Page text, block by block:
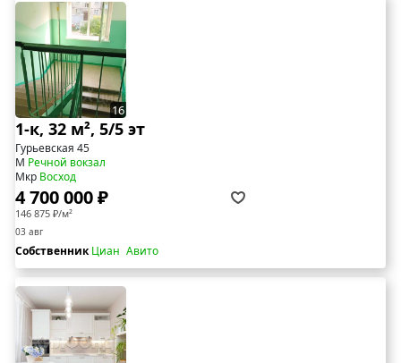
16
1-к, 32 м², 5/5 эт
Гурьевская 45
М Речной вокзал
Мкр Восход
4 700 000 ₽
146 875 ₽/м²
03 авг
СобственникЦиан Авито